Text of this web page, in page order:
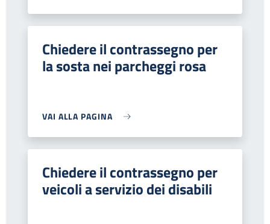
Chiedere il contrassegno per
la sosta nei parcheggi rosa
VAI ALLA PAGINA
Chiedere il contrassegno per
veicoli a servizio dei disabili